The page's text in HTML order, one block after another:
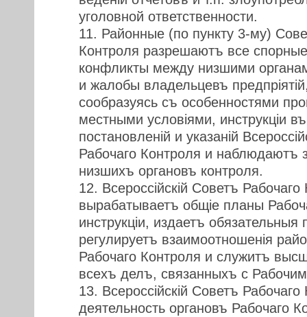
уголовной ответственности.
11. Районные (по пункту 3-му)
Контроля разрешаютъ все
конфликты между низшими
и жалобы владельцевъ
сообразуясь съ особенностями
местными условiями, инструкцiи
постановленiй и указанiй
Рабочаго Контроля и наблюдаютъ
низшихъ органовъ контроля.
12. Всероссiйскiй Советъ Рабочаго
вырабатываетъ общiе планы
инструкцiи, издаетъ обязательныя
регулируетъ взаимоотношенiя
Рабочаго Контроля и служитъ
всехъ делъ, связанныхъ с
13. Всероссiйскiй Советъ Рабочаго
деятельность органовъ Рабочаго